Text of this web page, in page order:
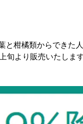
と柑橘類からできた
旬より販売いたします